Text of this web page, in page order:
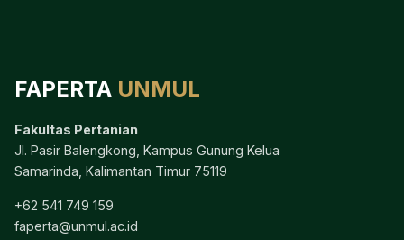
FAPERTA UNMUL
Fakultas Pertanian
Jl. Pasir Balengkong, Kampus Gunung Kelua
Samarinda, Kalimantan Timur 75119
+62 541 749 159
faperta@unmul.ac.id